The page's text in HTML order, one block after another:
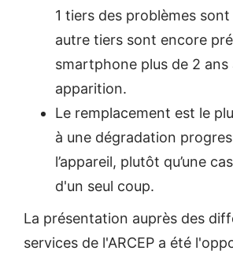
1 tiers des problèmes
autre tiers sont encore
smartphone plus de 2 ans
apparition.
Le remplacement est le
à une dégradation
l’appareil, plutôt qu’une
d'un seul coup.
La présentation auprès des
services de l'ARCEP a été